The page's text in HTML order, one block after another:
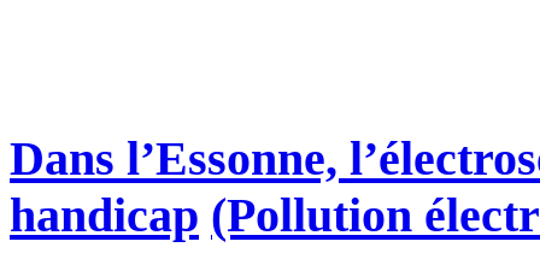
Dans l’Essonne,
handicap (Pollution